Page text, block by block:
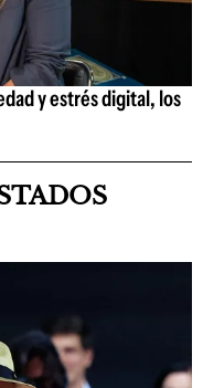
y estrés digital, los